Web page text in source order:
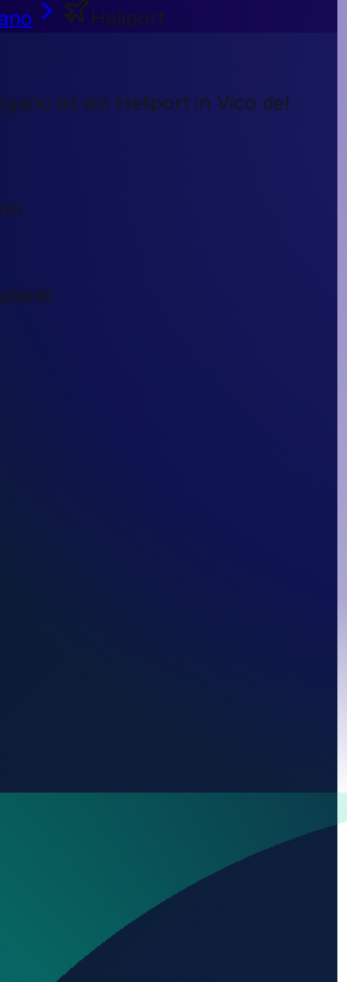
Heliport
ist ein Heliport in Vico del